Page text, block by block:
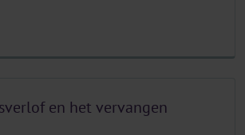
en het vervangen